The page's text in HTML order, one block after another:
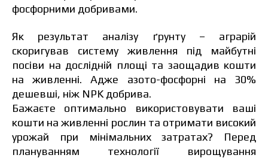
фосфорними добривами.
Як результат аналізу ґрунту – аграрій
скоригував систему живлення під майбутні
посіви на дослідній площі та заощадив кошти
на живленні. Адже азото-фосфорні на 30%
дешевші, ніж NPK добрива.
Бажаєте оптимально використовувати ваші
кошти на живленні рослин та отримати високий
урожай при мінімальних затратах? Перед
плануванням технології вирощування
Для прорахунку індивідуальної ціни заповніть
дані:
Я ознайомився та приймаю політику
захисту персональних даних.
Я ознайомився та приймаю політику
захисту персональних даних.